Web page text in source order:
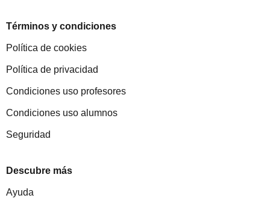
Términos y condiciones
Política de cookies
Política de privacidad
Condiciones uso profesores
Condiciones uso alumnos
Seguridad
Descubre más
Ayuda